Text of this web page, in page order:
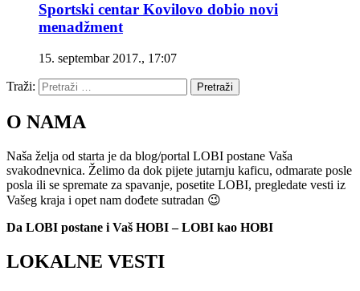
Sportski centar Kovilovo dobio novi
menadžment
15. septembar 2017., 17:07
Traži: Pretraži
O NAMA
Naša želja od starta je da blog/portal LOBI postane Vaša
svakodnevnica. Želimo da dok pijete jutarnju kaficu, odmarate posle
posla ili se spremate za spavanje, posetite LOBI, pregledate vesti iz
Vašeg kraja i opet nam dođete sutradan 😉
Da LOBI postane i Vaš HOBI – LOBI kao HOBI
LOKALNE VESTI